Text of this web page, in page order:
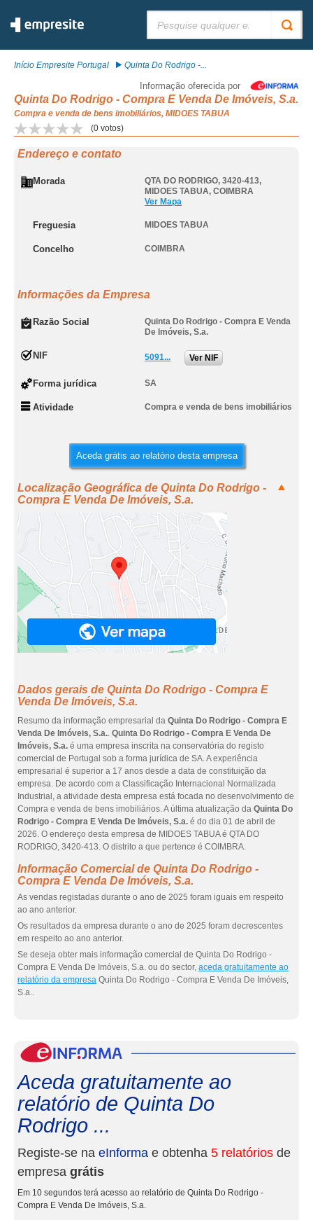
Início Empresite Portugal Quinta Do Rodrigo -...
Informação oferecida por
Quinta Do Rodrigo - Compra E Venda De Imóveis, S.a.
Compra e venda de bens imobiliários, MIDOES TABUA
(0 votos)
Endereço e contato
Morada QTA DO RODRIGO, 3420-413,
MIDOES TABUA, COIMBRA
Ver Mapa
Freguesia MIDOES TABUA
Concelho COIMBRA
Informações da Empresa
Razão Social
Quinta Do Rodrigo - Compra E Venda
De Imóveis, S.a.
NIF 5091... Ver NIF
Forma jurídica SA
Atividade Compra e venda de bens imobiliários
Aceda grátis ao relatório desta empresa
Localização Geográfica de Quinta Do Rodrigo -
Compra E Venda De Imóveis, S.a.
Dados gerais de Quinta Do Rodrigo - Compra E
Venda De Imóveis, S.a.
Resumo da informação empresarial da Quinta Do Rodrigo - Compra E
Venda De Imóveis, S.a.. Quinta Do Rodrigo - Compra E Venda De
Imóveis, S.a. é uma empresa inscrita na conservatória do registo
comercial de Portugal sob a forma jurídica de SA. A experiência
empresarial é superior a 17 anos desde a data de constituição da
empresa. De acordo com a Classificação Internacional Normalizada
Industrial, a atividade desta empresa está focada no desenvolvimento de
Compra e venda de bens imobiliários. A última atualização da Quinta Do
Rodrigo - Compra E Venda De Imóveis, S.a. é do dia 01 de abril de
2026. O endereço desta empresa de MIDOES TABUA é QTA DO
RODRIGO, 3420-413. O distrito a que pertence é COIMBRA.
Informação Comercial de Quinta Do Rodrigo -
Compra E Venda De Imóveis, S.a.
As vendas registadas durante o ano de 2025 foram iguais em respeito
ao ano anterior.
Os resultados da empresa durante o ano de 2025 foram decrescentes
em respeito ao ano anterior.
Se deseja obter mais informação comercial de Quinta Do Rodrigo -
Compra E Venda De Imóveis, S.a. ou do sector, aceda gratuitamente ao
relatório da empresa Quinta Do Rodrigo - Compra E Venda De Imóveis,
S.a..
Aceda gratuitamente ao
relatório de Quinta Do
Rodrigo ...
Registe-se na eInforma e obtenha 5 relatórios de
empresa grátis
Em 10 segundos terá acesso ao relatório de Quinta Do Rodrigo -
Compra E Venda De Imóveis, S.a.